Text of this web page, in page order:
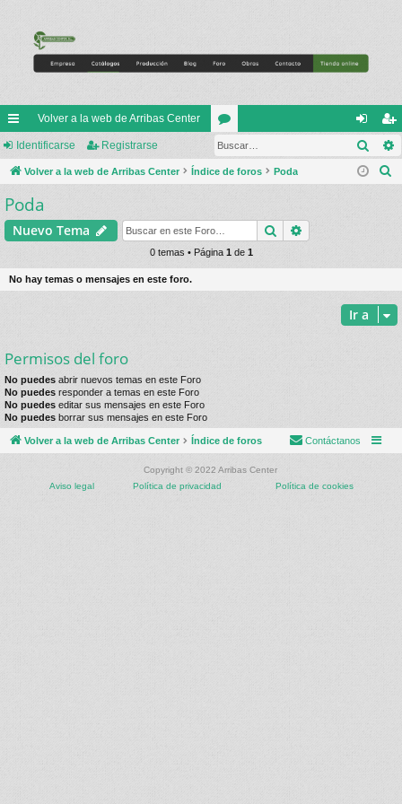
nl
ac
es
rá
do
Volver a la web de Arribas Center
or
os
de
nti
eg
ist
Identificarse Registrarse
Volver a la web de Arribas Center Índice de foros Poda
r
Poda
Nuevo Tema Buscar
0 temas • Página 1de 1
No hay temas o mensajes en este foro.
Ir a
Permisos del foro
No puedes abrir nuevos temas en este Foro
No puedes responder a temas en este Foro
No puedes editar sus mensajes en este Foro
No puedes borrar sus mensajes en este Foro
Volver a la web de Arribas Center Índice de foros Contáctanos
Copyright © 2022 Arribas Center
Aviso legal
Política de privacidad Política de cookies